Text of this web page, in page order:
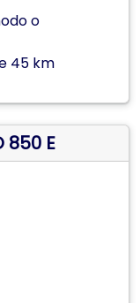
o
45 km
850 E